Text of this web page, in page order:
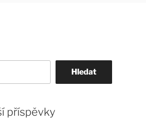
Hledat
příspěvky